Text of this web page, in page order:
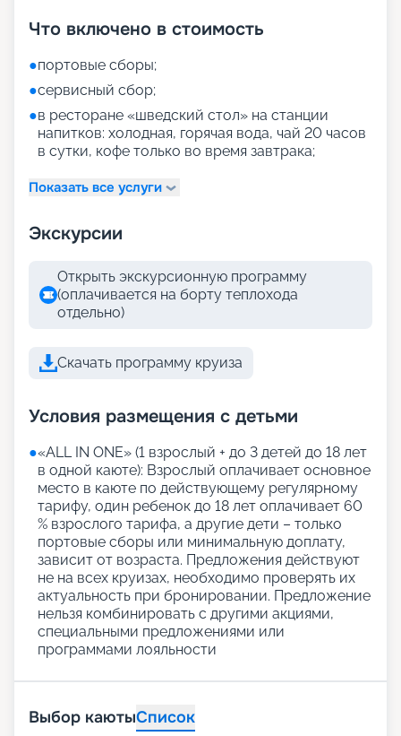
Что включено в стоимость
●портовые сборы;
●сервисный сбор;
●в ресторане «шведский стол» на станции
напитков: холодная, горячая вода, чай 20 часов
в сутки, кофе только во время завтрака;
Показать все услуги
Экскурсии
Открыть экскурсионную программу
(оплачивается на борту теплохода
отдельно)
Скачать программу круиза
Условия размещения с детьми
●«АLL IN ONE» (1 взрослый + до 3 детей до 18 лет
в одной каюте): Взрослый оплачивает основное
место в каюте по действующему регулярному
тарифу, один ребенок до 18 лет оплачивает 60
% взрослого тарифа, а другие дети – только
портовые сборы или минимальную доплату,
зависит от возраста. Предложения действуют
не на всех круизах, необходимо проверять их
актуальность при бронировании. Предложение
нельзя комбинировать с другими акциями,
специальными предложениями или
программами лояльности
Выбор каютыСписок